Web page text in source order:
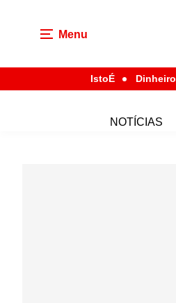
Menu
IstoÉ Dinheiro
NOTÍCIAS